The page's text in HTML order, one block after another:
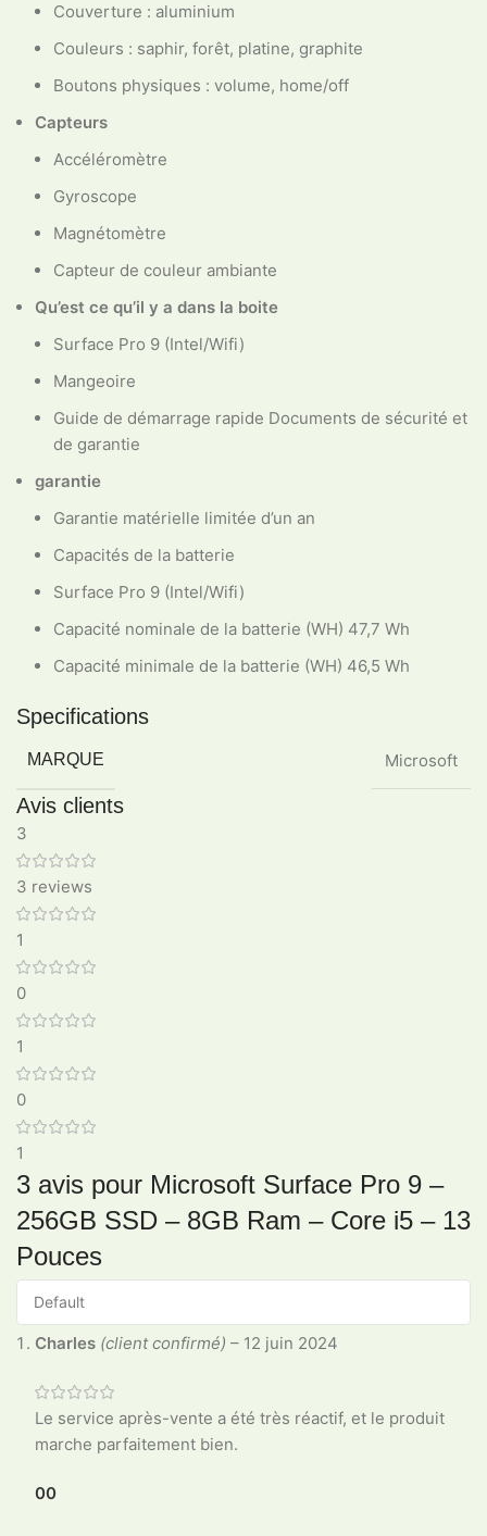
Couverture : aluminium
Couleurs : saphir, forêt, platine, graphite
Boutons physiques : volume, home/off
Capteurs
Accéléromètre
Gyroscope
Magnétomètre
Capteur de couleur ambiante
Qu’est ce qu’il y a dans la boite
Surface Pro 9 (Intel/Wifi)
Mangeoire
Guide de démarrage rapide Documents de sécurité et
de garantie
garantie
Garantie matérielle limitée d’un an
Capacités de la batterie
Surface Pro 9 (Intel/Wifi)
Capacité nominale de la batterie (WH) 47,7 Wh
Capacité minimale de la batterie (WH) 46,5 Wh
Specifications
MARQUE Microsoft
Avis clients
3
3 reviews
1
0
1
0
1
3 avis pour Microsoft Surface Pro 9 –
256GB SSD – 8GB Ram – Core i5 – 13
Pouces
Charles (client confirmé) – 12 juin 2024
Le service après-vente a été très réactif, et le produit
marche parfaitement bien.
00